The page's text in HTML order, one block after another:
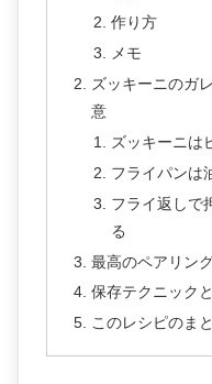
作り方
メモ
ズッキーニのガ
意
ズッキーニは
フライパンは
フライ返しで
る
最高のペアリン
保存テクニック
このレシピのま